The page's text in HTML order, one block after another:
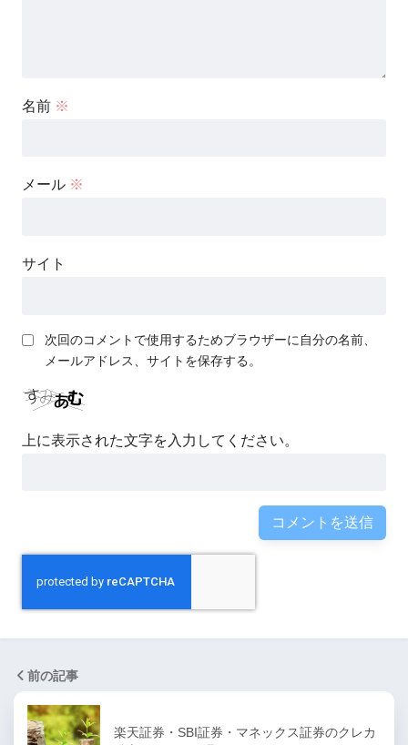
名前 ※
メール ※
サイト
次回のコメントで使用するためブラウザーに自分の名前、
メールアドレス、サイトを保存する。
上に表示された文字を入力してください。
前の記事
楽天証券・SBI証券・マネックス証券のクレカ